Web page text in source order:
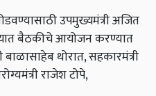
उपमुख्यमंत्री अजित
बैठकीचे आयोजन करण्यात
थोरात, सहकारमंत्री
राजेश टोपे,